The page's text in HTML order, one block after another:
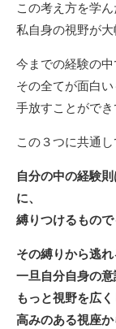
この考え方を学ん
私自身の視野が大
今までの経験の
その全てが面白
手放すことができ
この３つに共通し
自分の中の経験
に、
縛りつけるもので
その縛りから逃れ
一旦自分自身の
もっと視野を広く
高みのある視座か